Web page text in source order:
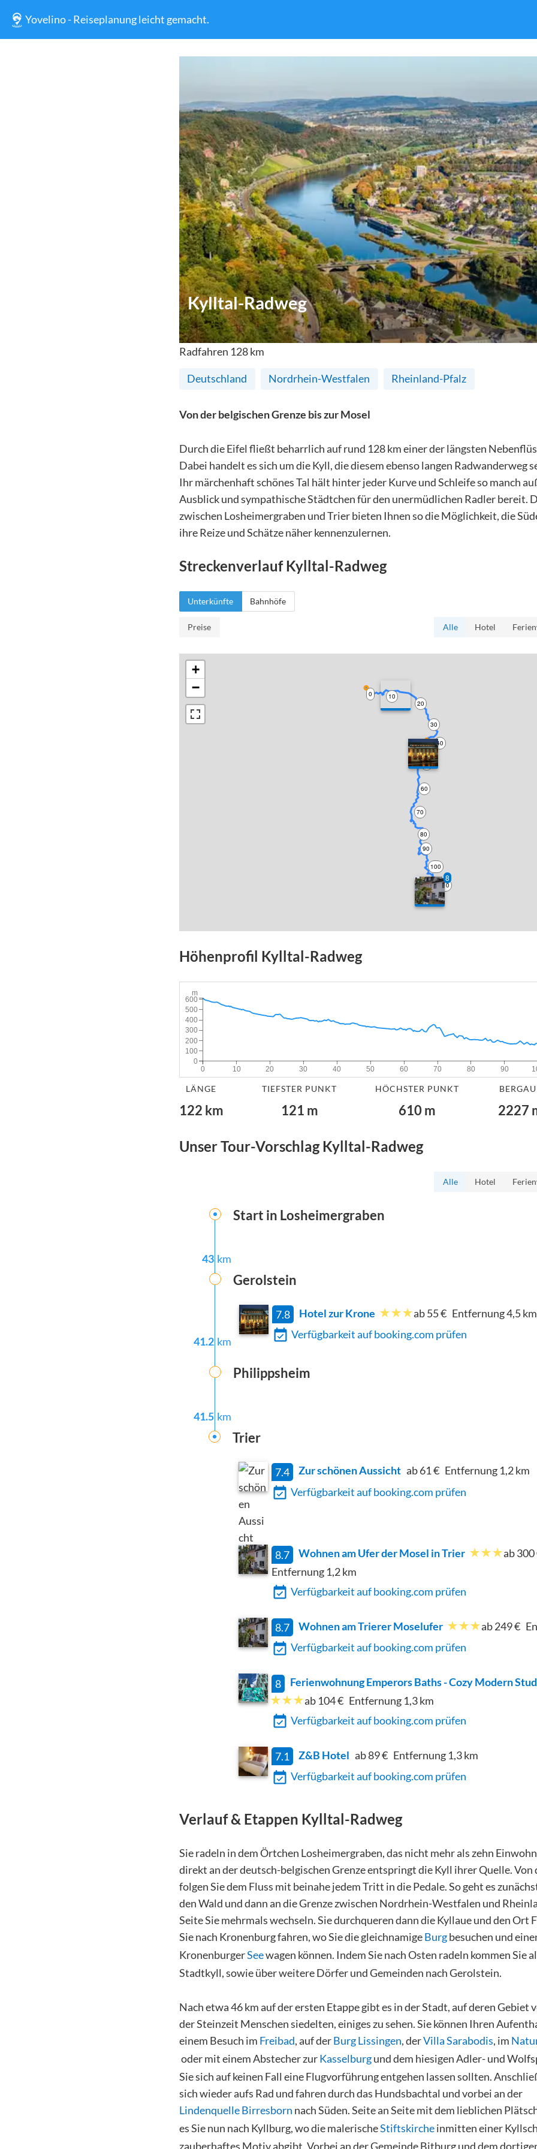
Yovelino - Reiseplanung leicht gemacht.
Kylltal-Radweg
Radfahren 128km
Deutschland Nordrhein-Westfalen Rheinland-Pfalz
Von der belgischen Grenze bis zur Mosel
Durch die Eifel fließt beharrlich auf rund 128 km einer der längsten
Dabei handelt es sich um die Kyll, die diesem ebenso langen Radwanderweg
Ihr märchenhaft schönes Tal hält hinter jeder Kurve und Schleife so manch
Ausblick und sympathische Städtchen für den unermüdlichen Radler bereit.
zwischen Losheimergraben und Trier bieten Ihnen so die Möglichkeit, die
ihre Reize und Schätze näher kennenzulernen.
StreckenverlaufKylltal-Radweg
Unterkünfte Bahnhöfe
Preise Alle Hotel
8
0
10
20
30
40
50
60
70
80
90
100
110
120
+
−
Höhenprofil Kylltal-Radweg
0 10 20 30 40 50 60 70 80 90
0
100
200
300
400
500
600
m
LÄNGE
122 km
TIEFSTER PUNKT
121 m
HÖCHSTER PUNKT
610m 2227
Unser Tour-VorschlagKylltal-Radweg
Alle Hotel
Start in Losheimergraben
43 km
Gerolstein
7.8 Hotel zur Krone ab 55 € Entfernung4,5km
Verfügbarkeit auf booking.com prüfen
41.2 km
Philippsheim
41.5 km
Trier
7.4 Zur schönen Aussicht ab 61 € Entfernung 1,2km
Verfügbarkeit auf booking.com prüfen
8.7 Wohnen am Ufer der Mosel in Trier
ab 300
Entfernung 1,2km
Verfügbarkeit auf booking.com prüfen
8.7 Wohnen am Trierer Moselufer ab 249 €
Verfügbarkeit auf booking.com prüfen
8
Ferienwohnung Emperors Baths - Cozy Modern
ab 104 € Entfernung 1,3km
Verfügbarkeit auf booking.com prüfen
7.1 Z&B Hotel ab 89 € Entfernung 1,3km
Verfügbarkeit auf booking.com prüfen
Verlauf & Etappen Kylltal-Radweg
Sie radeln in dem Örtchen Losheimergraben, das nicht mehr als zehn
direkt an der deutsch-belgischen Grenze entspringt die Kyll ihrer Quelle. Von
folgen Sie dem Fluss mit beinahe jedem Tritt in die Pedale. So geht es
den Wald und dann an die Grenze zwischen Nordrhein-Westfalen und
Seite Sie mehrmals wechseln. Sie durchqueren dann die Kyllaue und den Ort
Sie nach Kronenburg fahren, wo Sie die gleichnamigeBurgbesuchen und
KronenburgerSeewagen können. Indem Sie nach Osten radeln kommen Sie
Stadtkyll, sowie über weitere Dörfer und Gemeinden nach Gerolstein.
Nach etwa 46 km auf der ersten Etappe gibt es in der Stadt, auf deren Gebiet
der Steinzeit Menschen siedelten, einiges zu sehen. Sie können Ihren
einem Besuch im Freibad, auf derBurg Lissingen, derVilla Sarabodis, im
oder mit einem Abstecher zurKasselburgund dem hiesigen Adler- und
Sie sich auf keinen Fall eine Flugvorführung entgehen lassen sollten.
sich wieder aufs Rad und fahren durch das Hundsbachtal und vorbei an der
Lindenquelle Birresborn nach Süden. Seite an Seite mit dem lieblichen
es Sie nun nach Kyllburg, wo die malerischeStiftskircheinmitten einer
zauberhaftes Motiv abgibt. Vorbei an der Gemeinde Bitburg und dem